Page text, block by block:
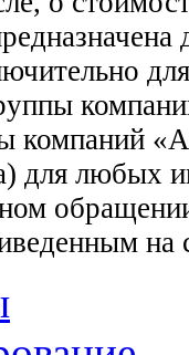
компаний
для любых
на